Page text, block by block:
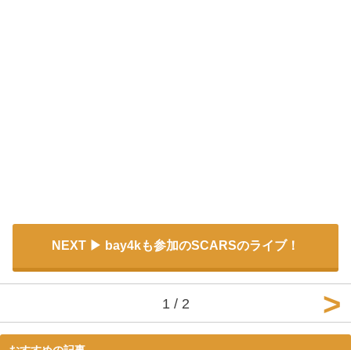
NEXT bay4kも参加のSCARSのライブ！
1 / 2